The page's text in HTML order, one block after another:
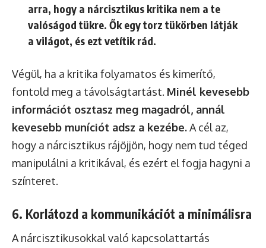
arra, hogy a nárcisztikus kritika nem a te
valóságod tükre. Ők egy torz tükörben látják
a világot, és ezt vetítik rád.
Végül, ha a kritika folyamatos és kimerítő,
fontold meg a távolságtartást. Minél kevesebb
információt osztasz meg magadról, annál
kevesebb muníciót adsz a kezébe.A cél az,
hogy a nárcisztikus rájöjjön, hogy nem tud téged
manipulálni a kritikával, és ezért el fogja hagyni a
színteret.
6. Korlátozd a kommunikációt a minimálisra
A nárcisztikusokkal való kapcsolattartás